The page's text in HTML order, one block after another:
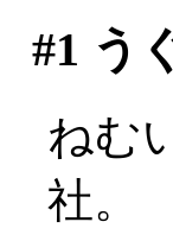
#1 う
ねむ
社。